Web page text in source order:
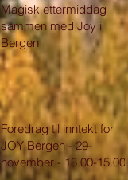
Magisk ettermiddag
sammen med Joy i
Bergen
Foredrag til inntekt for
JOY Bergen - 29-
november - 13.00-15.00